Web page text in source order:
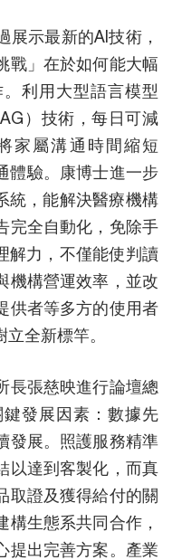
展示最新的AI技術，
戰」在於如何能大幅
利用大型語言模型
）技術，每日可減
家屬溝通時間縮短
體驗。康博士進一步
統，能解決醫療機構
完全自動化，免除手
解力，不僅能使判讀
機構營運效率，並改
供者等多方的使用者
立全新標竿。
長張慈映進行論壇總
發展因素：數據先
發展。照護服務精準
以達到客製化，而真
取證及獲得給付的關
生態系共同合作，
提出完善方案。產業